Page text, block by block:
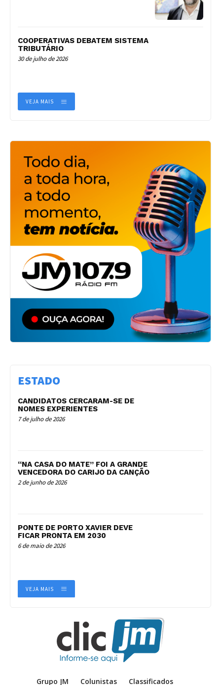
COOPERATIVAS DEBATEM SISTEMA
TRIBUTÁRIO
30 de julho de 2026
VEJA MAIS
ESTADO
CANDIDATOS CERCARAM-SE DE
NOMES EXPERIENTES
7 de julho de 2026
“NA CASA DO MATE” FOI A GRANDE
VENCEDORA DO CARIJO DA CANÇÃO
2 de junho de 2026
PONTE DE PORTO XAVIER DEVE
FICAR PRONTA EM 2030
6 de maio de 2026
VEJA MAIS
Grupo JM Colunistas Classificados